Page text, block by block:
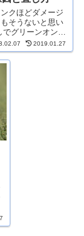
クほどダメージ
そうないと思い
でグリーンオンと
ールショットの時
、やっかいなの
をすると、次の
2019.01.27